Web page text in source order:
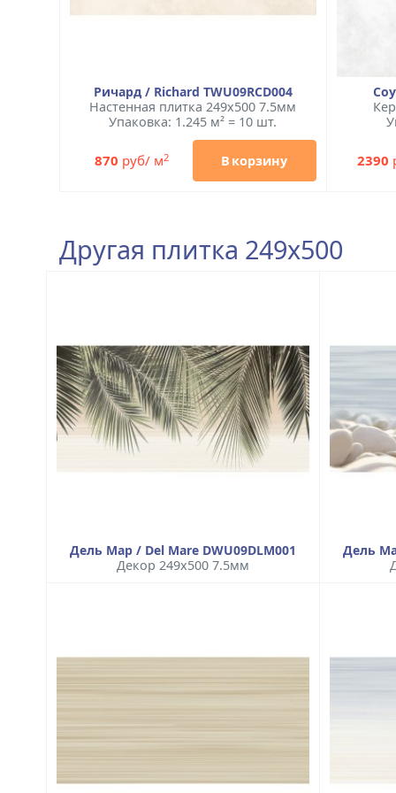
Ричард / Richard TWU09RCD004
Настенная плитка 249x500 7.5мм
Упаковка: 1.245 м² = 10 шт.
870 руб/ м2 В корзину 2390
Другая плитка 249x500
Дель Мар / Del Mare DWU09DLM001
Декор 249x500 7.5мм
Дель